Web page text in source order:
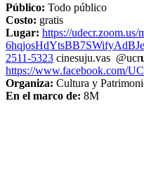
Público: Todo público
Costo: gratis
Lugar: https://udecr.zoom.us/
2511-5323 cinesuju.vas @ucr
https://www.facebook.com/
Organiza: Cultura y
En el marco de: 8M